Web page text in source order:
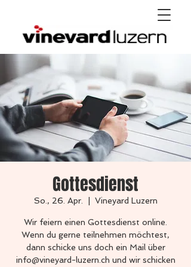
Gottesdienst
So., 26. Apr. Vineyard Luzern
Wir feiern einen Gottesdienst online.
Wenn du gerne teilnehmen möchtest,
dann schicke uns doch ein Mail über
info@vineyard-luzern.ch und wir schicken